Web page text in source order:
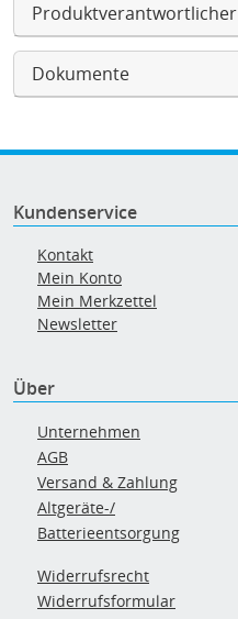
Produktverantwortlicher
Dokumente
Kundenservice
Kontakt
Mein Konto
Mein Merkzettel
Newsletter
Über
Unternehmen
AGB
Versand & Zahlung
Altgeräte-/
Batterieentsorgung
Widerrufsrecht
Widerrufsformular